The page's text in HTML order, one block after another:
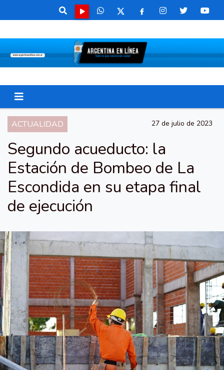
ACTUALIDAD 27 de julio de 2023
Segundo acueducto: la
Estación de Bombeo de La
Escondida en su etapa final
de ejecución